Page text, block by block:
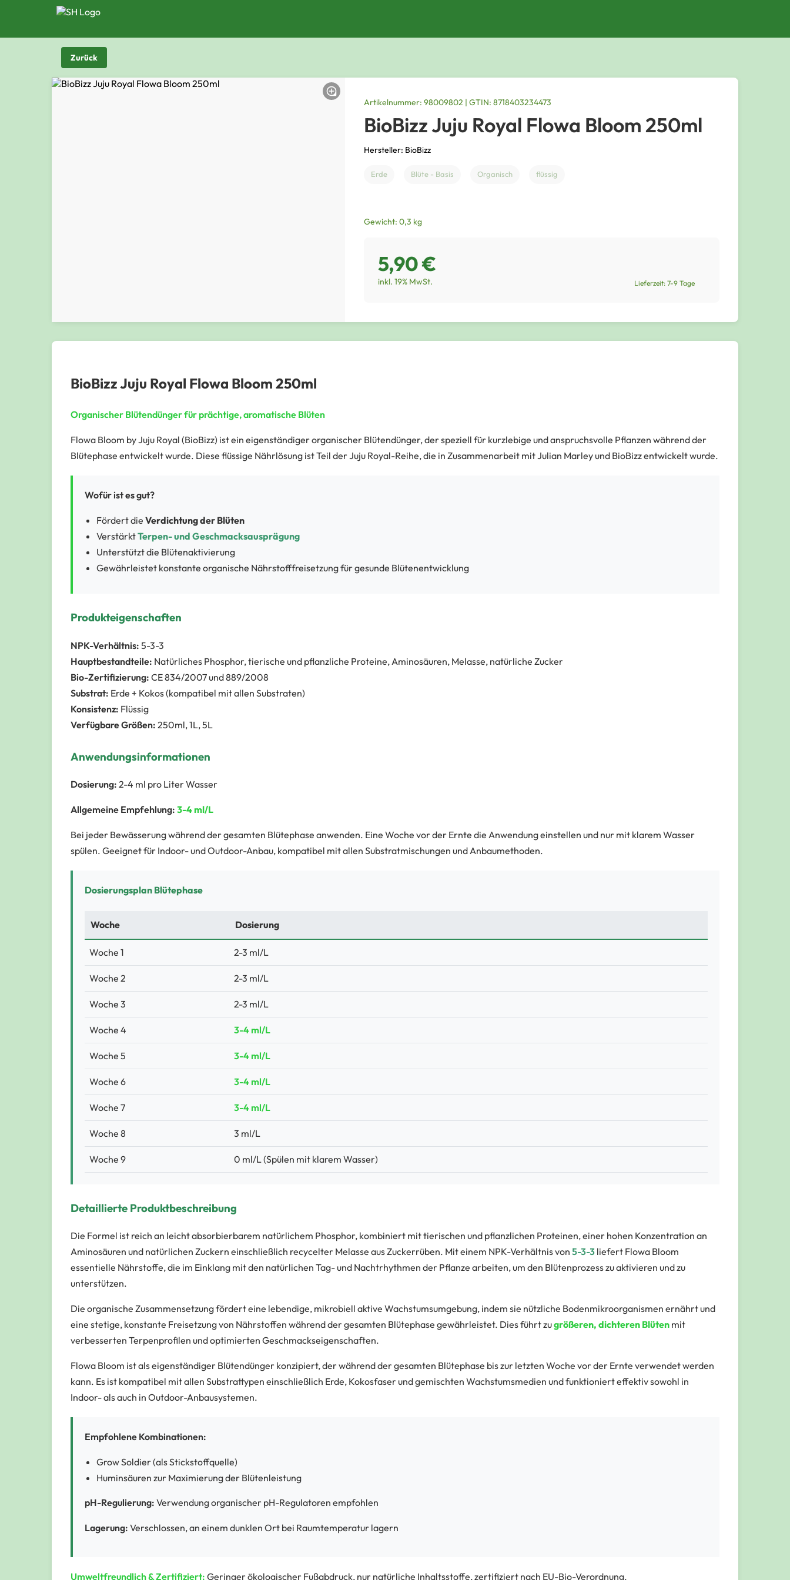
Zurück
Artikelnummer: 98009802 | GTIN: 8718403234473
BioBizz Juju Royal Flowa Bloom 250ml
Hersteller: BioBizz
Erde Blüte - Basis Organisch flüssig
Gewicht: 0,3 kg
5,90 €
inkl. 19% MwSt. Lieferzeit: 7-9 Tage
BioBizz Juju Royal Flowa Bloom 250ml
Organischer Blütendünger für prächtige, aromatische Blüten
Flowa Bloom by Juju Royal (BioBizz) ist ein eigenständiger organischer Blütendünger, der speziell für kurzlebige und anspruchsvolle Pflanzen während der
Blütephase entwickelt wurde. Diese flüssige Nährlösung ist Teil der Juju Royal-Reihe, die in Zusammenarbeit mit Julian Marley und BioBizz entwickelt wurde.
Wofür ist es gut?
Fördert die Verdichtung der Blüten
VerstärktTerpen- und Geschmacksausprägung
Unterstützt die Blütenaktivierung
Gewährleistet konstante organische Nährstofffreisetzung für gesunde Blütenentwicklung
Produkteigenschaften
NPK-Verhältnis: 5-3-3
Hauptbestandteile: Natürliches Phosphor, tierische und pflanzliche Proteine, Aminosäuren, Melasse, natürliche Zucker
Bio-Zertifizierung: CE 834/2007 und 889/2008
Substrat: Erde + Kokos (kompatibel mit allen Substraten)
Konsistenz: Flüssig
Verfügbare Größen: 250ml, 1L, 5L
Anwendungsinformationen
Dosierung: 2-4 ml pro Liter Wasser
Allgemeine Empfehlung: 3-4 ml/L
Bei jeder Bewässerung während der gesamten Blütephase anwenden. Eine Woche vor der Ernte die Anwendung einstellen und nur mit klarem Wasser
spülen. Geeignet für Indoor- und Outdoor-Anbau, kompatibel mit allen Substratmischungen und Anbaumethoden.
Dosierungsplan Blütephase
Woche Dosierung
Woche 1 2-3 ml/L
Woche 2 2-3 ml/L
Woche 3 2-3 ml/L
Woche 4 3-4 ml/L
Woche 5 3-4 ml/L
Woche 6 3-4 ml/L
Woche 7 3-4 ml/L
Woche 8 3 ml/L
Woche 9 0 ml/L (Spülen mit klarem Wasser)
Detaillierte Produktbeschreibung
Die Formel ist reich an leicht absorbierbarem natürlichem Phosphor, kombiniert mit tierischen und pflanzlichen Proteinen, einer hohen Konzentration an
Aminosäuren und natürlichen Zuckern einschließlich recycelter Melasse aus Zuckerrüben. Mit einem NPK-Verhältnis von 5-3-3 liefert Flowa Bloom
essentielle Nährstoffe, die im Einklang mit den natürlichen Tag- und Nachtrhythmen der Pflanze arbeiten, um den Blütenprozess zu aktivieren und zu
unterstützen.
Die organische Zusammensetzung fördert eine lebendige, mikrobiell aktive Wachstumsumgebung, indem sie nützliche Bodenmikroorganismen ernährt und
eine stetige, konstante Freisetzung von Nährstoffen während der gesamten Blütephase gewährleistet. Dies führt zugrößeren, dichteren Blüten mit
verbesserten Terpenprofilen und optimierten Geschmackseigenschaften.
Flowa Bloom ist als eigenständiger Blütendünger konzipiert, der während der gesamten Blütephase bis zur letzten Woche vor der Ernte verwendet werden
kann. Es ist kompatibel mit allen Substrattypen einschließlich Erde, Kokosfaser und gemischten Wachstumsmedien und funktioniert effektiv sowohl in
Indoor- als auch in Outdoor-Anbausystemen.
Empfohlene Kombinationen:
Grow Soldier (als Stickstoffquelle)
Huminsäuren zur Maximierung der Blütenleistung
pH-Regulierung: Verwendung organischer pH-Regulatoren empfohlen
Lagerung: Verschlossen, an einem dunklen Ort bei Raumtemperatur lagern
Umweltfreundlich & Zertifiziert: Geringer ökologischer Fußabdruck, nur natürliche Inhaltsstoffe, zertifiziert nach EU-Bio-Verordnung.